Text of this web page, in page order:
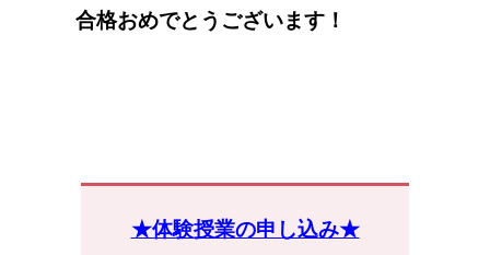
合格おめでとうございます！
★体験授業の申し込み★